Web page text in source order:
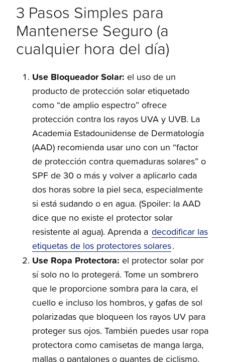
3 Pasos Simples para
Mantenerse Seguro (a
cualquier hora del día)
Use Bloqueador Solar: el uso de un
producto de protección solar etiquetado
como “de amplio espectro” ofrece
protección contra los rayos UVA y UVB. La
Academia Estadounidense de Dermatología
(AAD) recomienda usar uno con un “factor
de protección contra quemaduras solares” o
SPF de 30 o más y volver a aplicarlo cada
dos horas sobre la piel seca, especialmente
si está sudando o en agua. (Spoiler: la AAD
dice que no existe el protector solar
resistente al agua). Aprenda a decodificar las
etiquetas de los protectores solares.
Use Ropa Protectora: el protector solar por
sí solo no lo protegerá. Tome un sombrero
que le proporcione sombra para la cara, el
cuello e incluso los hombros, y gafas de sol
polarizadas que bloqueen los rayos UV para
proteger sus ojos. También puedes usar ropa
protectora como camisetas de manga larga,
mallas o pantalones o guantes de ciclismo.